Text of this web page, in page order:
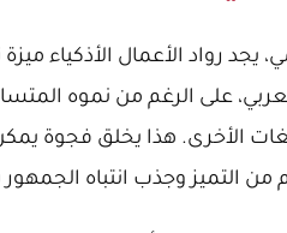
يجد رواد الأعمال الأذكياء
على الرغم من نموه
الأخرى. هذا يخلق فجوة
التميز وجذب انتباه